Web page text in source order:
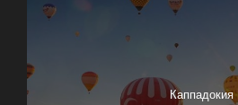
Каппадокия